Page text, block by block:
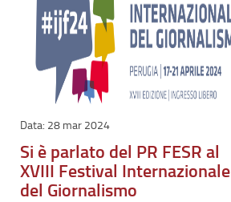
28 mar 2024
Si è parlato del PR FESR al
XVIII Festival Internazionale
del Giornalismo